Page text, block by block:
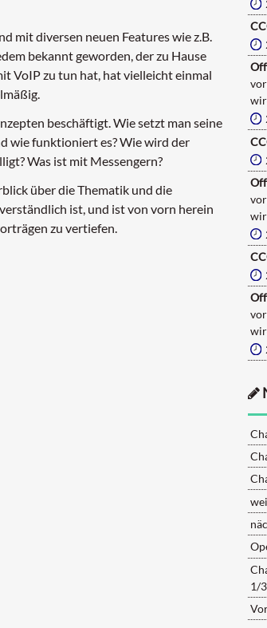
mit diversen neuen Features wie z.B.
bekannt geworden, der zu Hause
VoIP zu tun hat, hat vielleicht einmal
beschäftigt. Wie setzt man seine
wie funktioniert es? Wie wird der
Was ist mit Messengern?
über die Thematik und die
ist, und ist von vorn herein
zu vertiefen.
1/